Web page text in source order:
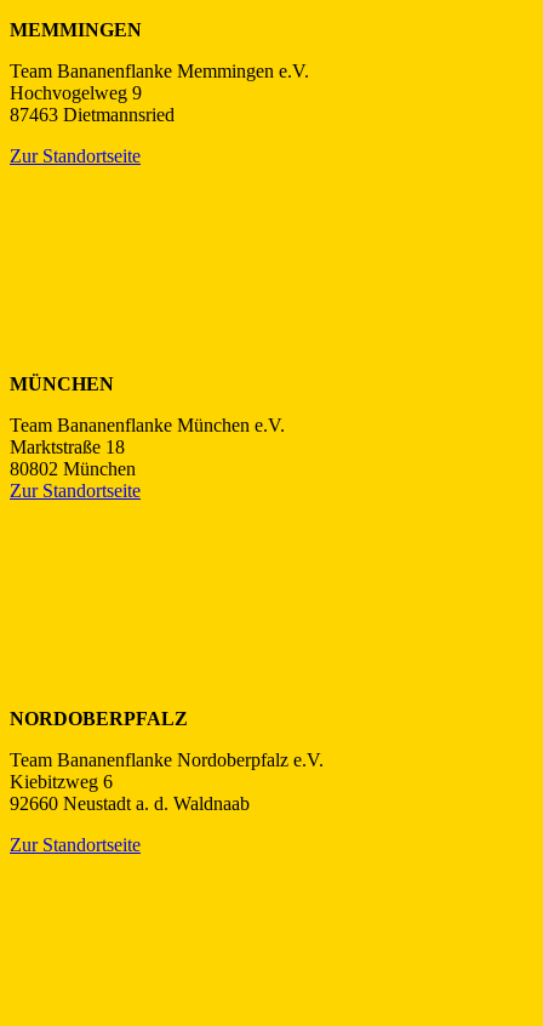
MEMMINGEN
Team Bananenflanke Memmingen e.V.
Hochvogelweg 9
87463 Dietmannsried
Zur Standortseite
MÜNCHEN
Team Bananenflanke München e.V.
Marktstraße 18
80802 München
Zur Standortseite
NORDOBERPFALZ
Team Bananenflanke Nordoberpfalz e.V.
Kiebitzweg 6
92660 Neustadt a. d. Waldnaab
Zur Standortseite